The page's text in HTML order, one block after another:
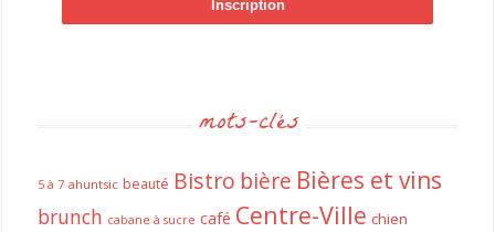
mots-clés
5 à 7 ahuntsic beauté Bistro bière Bières et vins
brunch cabane à sucre café Centre-Ville chien